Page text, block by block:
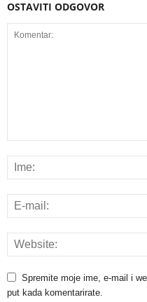
OSTAVITI ODGOVOR
Spremite moje ime, e-mail i
put kada komentarirate.